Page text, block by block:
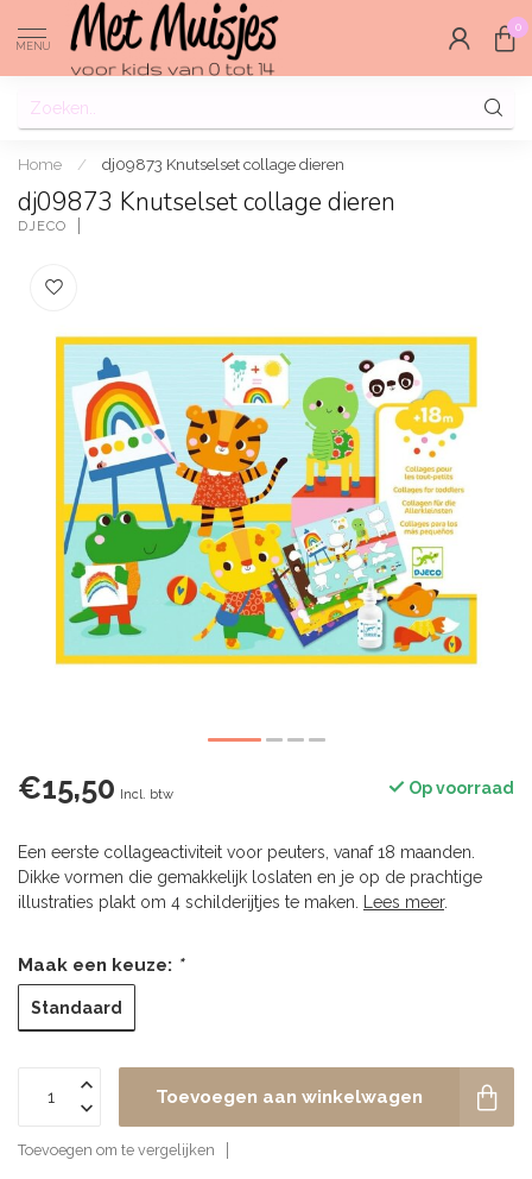
MENU
0
Home / dj09873 Knutselset collage dieren
dj09873 Knutselset collage dieren
DJECO
€15,50 Incl. btw Op voorraad
Een eerste collageactiviteit voor peuters, vanaf 18 maanden.
Dikke vormen die gemakkelijk loslaten en je op de prachtige
illustraties plakt om 4 schilderijtjes te maken.
Lees meer.
Maak een keuze: *
Standaard
Toevoegen aan winkelwagen
Toevoegen om te vergelijken